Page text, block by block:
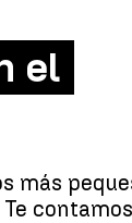
el
más
contamos